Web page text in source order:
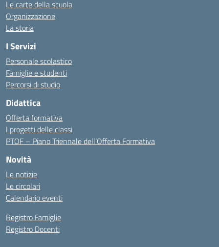
Le carte della scuola
Organizzazione
La storia
I Servizi
Personale scolastico
Famiglie e studenti
Percorsi di studio
Didattica
Offerta formativa
I progetti delle classi
PTOF – Piano Triennale dell’Offerta Formativa
Novità
Le notizie
Le circolari
Calendario eventi
Registro Famiglie
Registro Docenti